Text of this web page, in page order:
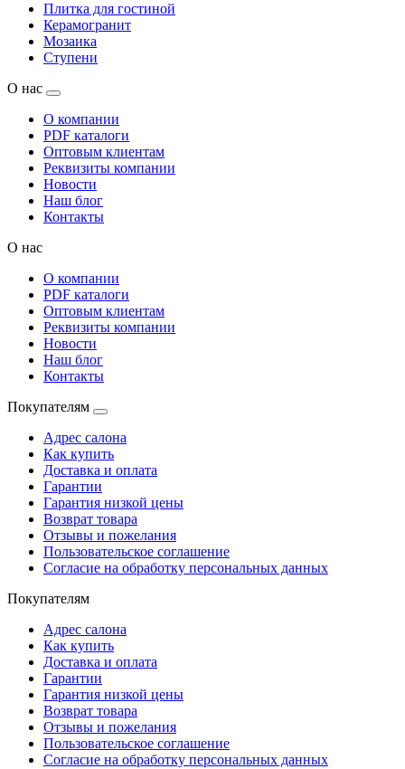
Плитка для гостиной
Керамогранит
Мозаика
Ступени
О нас
О компании
PDF каталоги
Оптовым клиентам
Реквизиты компании
Новости
Наш блог
Контакты
О нас
О компании
PDF каталоги
Оптовым клиентам
Реквизиты компании
Новости
Наш блог
Контакты
Покупателям
Адрес салона
Как купить
Доставка и оплата
Гарантии
Гарантия низкой цены
Возврат товара
Отзывы и пожелания
Пользовательское соглашение
Согласие на обработку персональных данных
Покупателям
Адрес салона
Как купить
Доставка и оплата
Гарантии
Гарантия низкой цены
Возврат товара
Отзывы и пожелания
Пользовательское соглашение
Согласие на обработку персональных данных